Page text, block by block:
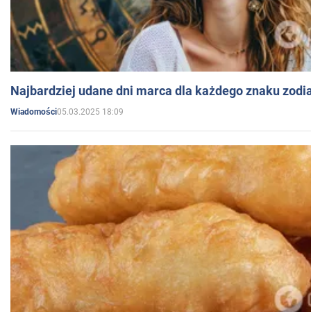
Najbardziej udane dni marca dla każdego znaku
Wiadomości05.03.2025 18:09